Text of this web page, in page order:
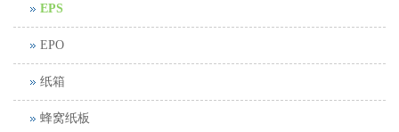
EPS
EPO
纸箱
蜂窝纸板